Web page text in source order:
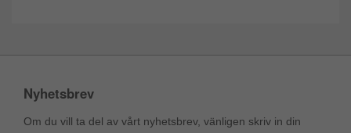
Nyhetsbrev
Om du vill ta del av vårt nyhetsbrev, vänligen skriv in din